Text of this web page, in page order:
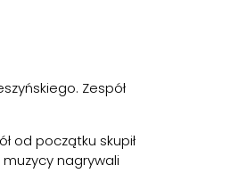
Zespół
od początku skupił
nagrywali